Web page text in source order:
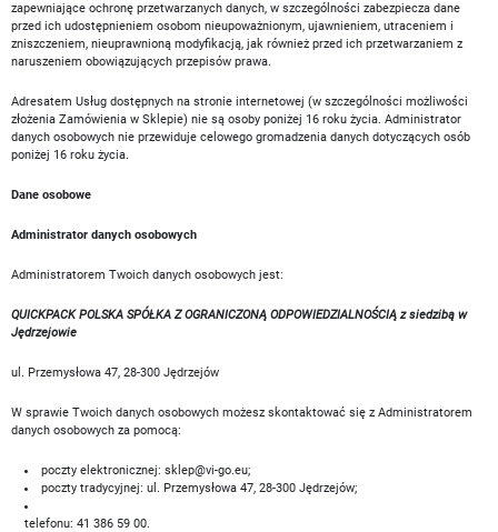
zapewniające ochronę przetwarzanych danych, w szczególności zabezpiecza dane
przed ich udostępnieniem osobom nieupoważnionym, ujawnieniem, utraceniem i
zniszczeniem, nieuprawnioną modyfikacją, jak również przed ich przetwarzaniem z
naruszeniem obowiązujących przepisów prawa.
Adresatem Usług dostępnych na stronie internetowej (w szczególności możliwości
złożenia Zamówienia w Sklepie) nie są osoby poniżej 16 roku życia. Administrator
danych osobowych nie przewiduje celowego gromadzenia danych dotyczących osób
poniżej 16 roku życia.
Dane osobowe
Administrator danych osobowych
Administratorem Twoich danych osobowych jest:
QUICKPACK POLSKA SPÓŁKA Z OGRANICZONĄ ODPOWIEDZIALNOŚCIĄ z siedzibą w
Jędrzejowie
ul. Przemysłowa 47, 28-300 Jędrzejów
W sprawie Twoich danych osobowych możesz skontaktować się z Administratorem
danych osobowych za pomocą:
poczty elektronicznej: sklep@vi-go.eu;
poczty tradycyjnej: ul. Przemysłowa 47, 28-300 Jędrzejów;
telefonu: 41 386 59 00.